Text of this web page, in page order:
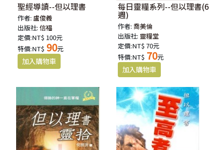
聖經導讀--但以理書
作者:盧俊義
出版社:信福
定價:NT$ 100元
特價:NT$ 90元
每日靈糧系列--但以理書(6
週)
作者:喬美倫
出版社: 靈糧堂
定價:NT$ 70元
特價:NT$ 70元